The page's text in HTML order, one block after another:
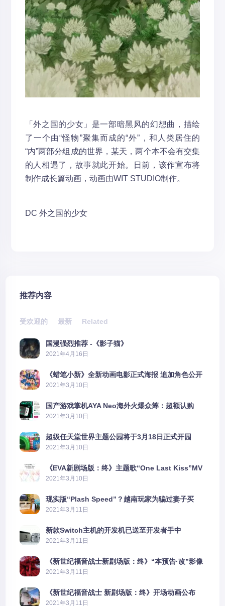
「外之国的少女」是一部暗黑风的幻想曲，描绘
了一个由“怪物”聚集而成的“外”，和人类居住的
“内”两部分组成的世界，某天，两个本不会有交集
的人相遇了，故事就此开始。日前，该作宣布将
制作成长篇动画，动画由WIT STUDIO制作。
DC 外之国的少女
推荐内容
受欢迎的 最新 Related
国漫强烈推荐 -《影子猫》
2021年4月16日
《蜡笔小新》全新动画电影正式海报 追加角色公开
2021年3月10日
国产游戏掌机AYA Neo海外火爆众筹：超额认购
2606%
2021年3月10日
超级任天堂世界主题公园将于3月18日正式开园
2021年3月10日
《EVA新剧场版：终》主题歌“One Last Kiss”MV
公布
2021年3月10日
现实版“Plash Speed”？越南玩家为骗过妻子买
PS5上演好戏
2021年3月11日
新款Switch主机的开发机已送至开发者手中
2021年3月11日
《新世纪福音战士新剧场版：终》“本预告·改”影像
公开
2021年3月11日
《新世纪福音战士 新剧场版：终》开场动画公布
2021年3月11日